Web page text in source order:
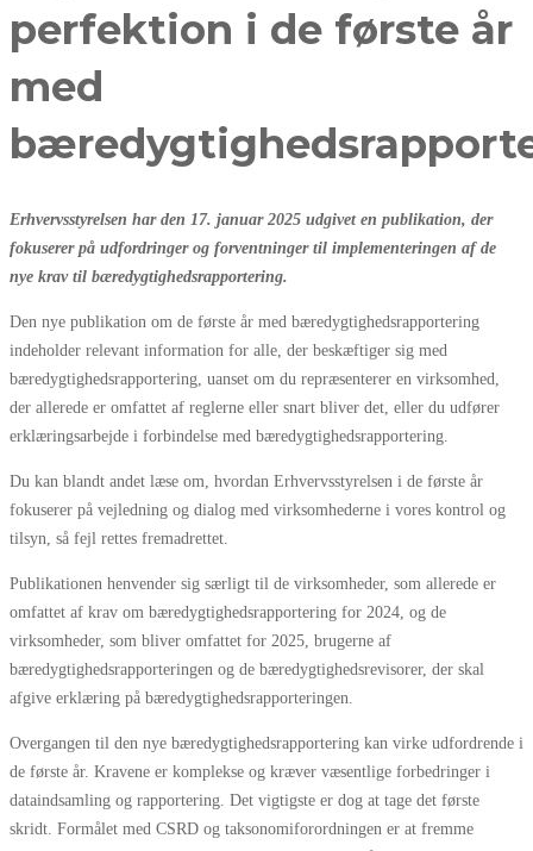
perfektion i de første år
med
Erhvervsstyrelsen har den 17. januar 2025 udgivet en publikation, der
fokuserer på udfordringer og forventninger til implementeringen af de
nye krav til bæredygtighedsrapportering.
Den nye publikation om de første år med bæredygtighedsrapportering
indeholder relevant information for alle, der beskæftiger sig med
bæredygtighedsrapportering, uanset om du repræsenterer en virksomhed,
der allerede er omfattet af reglerne eller snart bliver det, eller du udfører
erklæringsarbejde i forbindelse med bæredygtighedsrapportering.
Du kan blandt andet læse om, hvordan Erhvervsstyrelsen i de første år
fokuserer på vejledning og dialog med virksomhederne i vores kontrol og
tilsyn, så fejl rettes fremadrettet.
Publikationen henvender sig særligt til de virksomheder, som allerede er
omfattet af krav om bæredygtighedsrapportering for 2024, og de
virksomheder, som bliver omfattet for 2025, brugerne af
bæredygtighedsrapporteringen og de bæredygtighedsrevisorer, der skal
afgive erklæring på bæredygtighedsrapporteringen.
Overgangen til den nye bæredygtighedsrapportering kan virke udfordrende i
de første år. Kravene er komplekse og kræver væsentlige forbedringer i
dataindsamling og rapportering. Det vigtigste er dog at tage det første
skridt. Formålet med CSRD og taksonomiforordningen er at fremme